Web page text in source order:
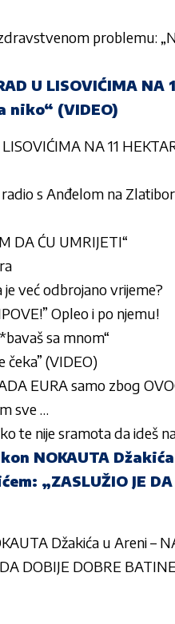
problemu:
U LISOVIĆIMA NA
niko“ (VIDEO)
NA 11
s Anđelom na
DA ĆU UMRIJETI“
već odbrojano vrijeme?
Opleo i po njemu!
sa mnom“
čeka” (VIDEO)
EURA samo zbog
sve …
te nije sramota da ideš
NOKAUTA
„ZASLUŽIO JE DA
Džakića u Areni –
DOBIJE DOBRE